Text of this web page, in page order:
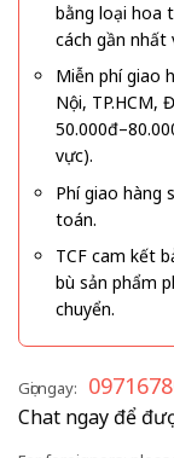
bằng loại hoa
cách gần nhất
Miễn phí giao
Nội, TP.HCM,
vực).
Phí giao hàng
toán.
TCF cam kết
bù sản phẩm
chuyển.
Gọi ngay:
Chat ngay để